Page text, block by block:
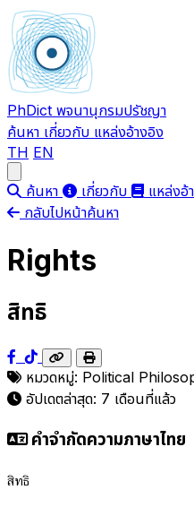
PhDict พจนานุกรมปรัชญา
ค้นหา เกี่ยวกับ แหล่งอ้างอิง
TH EN
ค้นหา เกี่ยวกับ แหล่งอ้
กลับไปหน้าค้นหา
Rights
สิทธิ
หมวดหมู่: Political
อัปเดตล่าสุด: 7 เดือนที่แล้ว
คำจำกัดความภาษาไทย
สิทธิ